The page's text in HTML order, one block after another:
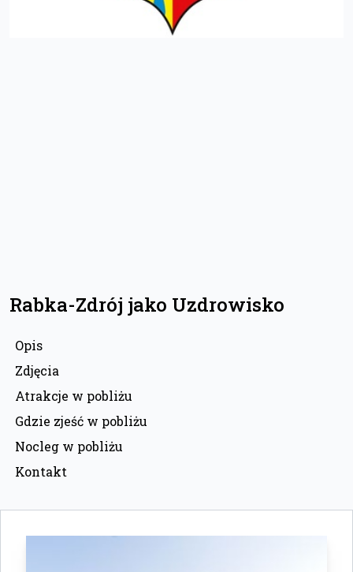
Rabka-Zdrój jako Uzdrowisko
Opis
Zdjęcia
Atrakcje w pobliżu
Gdzie zjeść w pobliżu
Nocleg w pobliżu
Kontakt